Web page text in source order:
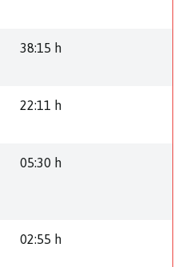
38:15 h
22:11 h
05:30 h
02:55 h